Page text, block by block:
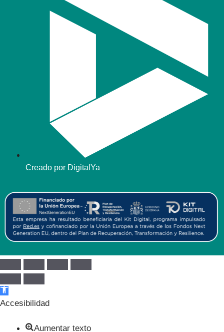
Creado por DigitalYa
Abrir barra de herramientas
Accesibilidad
Aumentar texto